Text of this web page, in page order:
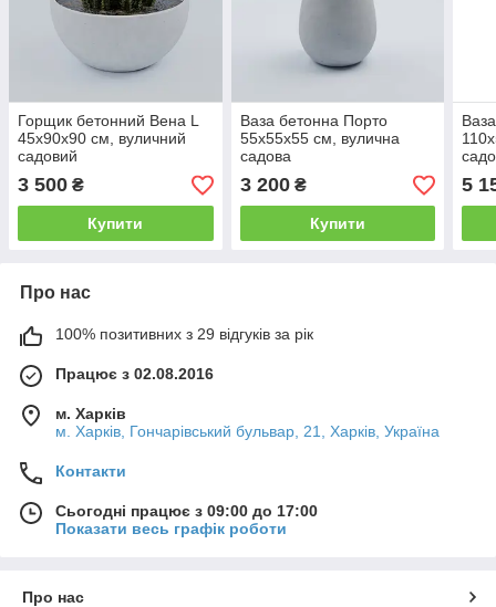
Горщик бетонний Вена L
45x90x90 см, вуличний
садовий
3 500 ₴
Купити
Ваза бетонна Порто
55x55x55 см, вулична
садова
3 200₴
Купити
5
Про нас
100% позитивних з 29 відгуків за рік
Працює з 02.08.2016
м. Харків
м. Харків, Гончарівський бульвар, 21, Харків, Україна
Контакти
Сьогодні працює з 09:00 до 17:00
Показати весь графік роботи
Про нас